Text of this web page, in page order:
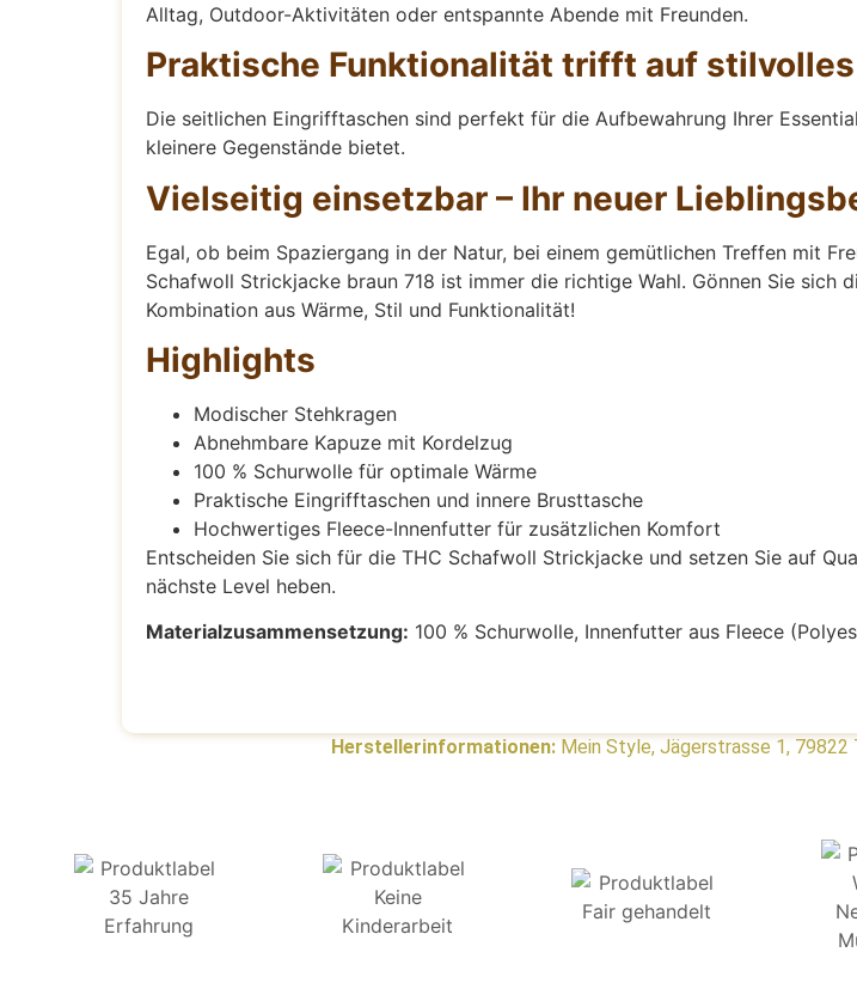
Alltag, Outdoor-Aktivitäten oder entspannte Abende mit Freunden.
Praktische Funktionalität trifft auf
Die seitlichen Eingrifftaschen sind perfekt für die Aufbewahrung Ihrer
kleinere Gegenstände bietet.
Vielseitig einsetzbar – Ihr neuer
Egal, ob beim Spaziergang in der Natur, bei einem gemütlichen Treffen mit
Schafwoll Strickjacke braun 718 ist immer die richtige Wahl. Gönnen Sie sich
Kombination aus Wärme, Stil und Funktionalität!
Highlights
Modischer Stehkragen
Abnehmbare Kapuze mit Kordelzug
100 % Schurwolle für optimale Wärme
Praktische Eingrifftaschen und innere Brusttasche
Hochwertiges Fleece-Innenfutter für zusätzlichen Komfort
Entscheiden Sie sich für die THC Schafwoll Strickjacke und setzen Sie auf
nächste Level heben.
Materialzusammensetzung: 100 % Schurwolle, Innenfutter aus Fleece
Herstellerinformationen: Mein Style, Jägerstrasse 1,